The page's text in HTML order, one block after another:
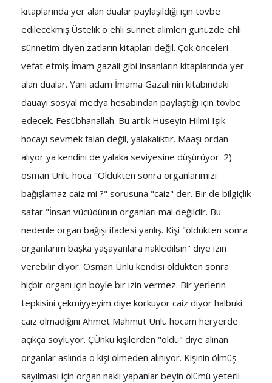
kitaplarında yer alan dualar paylaşıldığı için tövbe
edilecekmiş.Üstelik o ehli sünnet alimleri günüzde ehli
sünnetim diyen zatların kitapları değil. Çok önceleri
vefat etmiş İmam gazali gibi insanların kitaplarında yer
alan dualar. Yani adam İmama Gazali'nin kitabındaki
dauayı sosyal medya hesabından paylaştığı için tövbe
edecek. Fesübhanallah. Bu artık Hüseyin Hilmi Işık
hocayı sevmek falan değil, yalakalıktır. Maaşı ordan
alıyor ya kendini de yalaka seviyesine düşürüyor. 2)
osman Ünlü hoca "Öldükten sonra organlarımızı
bağışlamaz caiz mi ?" sorusuna "caiz" der. Bir de bilgiçlik
satar "İnsan vücüdünün organları mal değildir. Bu
nedenle organ bağışı ifadesi yanlış. Kişi "öldükten sonra
organlarım başka yaşayanlara nakledilsin" diye izin
verebilir diyor. Osman Ünlü kendisi öldükten sonra
hiçbir organı için böyle bir izin vermez. Bir yerlerin
tepkisini çekmiyyeyim diye korkuyor caiz diyor halbuki
caiz olmadığını Ahmet Mahmut Ünlü hocam heryerde
açıkça söylüyor. ÇÜnkü kişilerden "öldü" diye alınan
organlar aslında o kişi ölmeden alınıyor. Kişinin ölmüş
sayılması için organ nakli yapanlar beyin ölümü yeterli